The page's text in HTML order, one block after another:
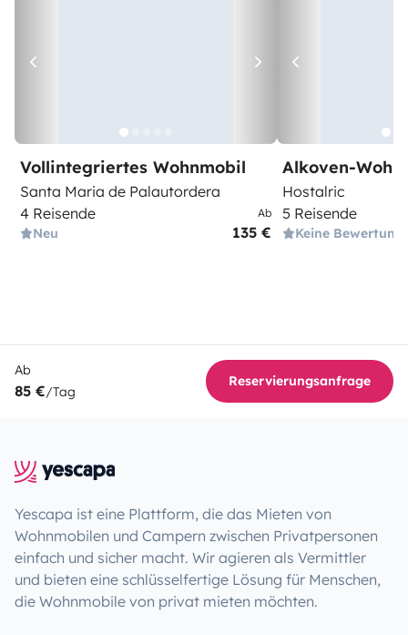
Vollintegriertes Wohnmobil
Santa Maria de Palautordera
4 Reisende
Neu
Ab
135 €
Alkoven-
Hostalric
5 Reisende
Keine Bewertung
Ab
85 €/Tag
Reservierungsanfrage
Yescapa ist eine Plattform, die das Mieten von
Wohnmobilen und Campern zwischen Privatpersonen
einfach und sicher macht. Wir agieren als Vermittler
und bieten eine schlüsselfertige Lösung für Menschen,
die Wohnmobile von privat mieten möchten.